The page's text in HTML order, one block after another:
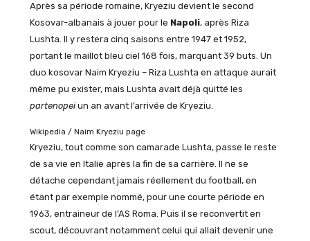
Après sa période romaine, Kryeziu devient le second
Kosovar-albanais à jouer pour le Napoli, après Riza
Lushta. Il y restera cinq saisons entre 1947 et 1952,
portant le maillot bleu ciel 168 fois, marquant 39 buts. Un
duo kosovar Naim Kryeziu – Riza Lushta en attaque aurait
même pu exister, mais Lushta avait déjà quitté les
partenopeiun an avant l’arrivée de Kryeziu.
Wikipedia / Naim Kryeziu page
Kryeziu, tout comme son camarade Lushta, passe le reste
de sa vie en Italie après la fin de sa carrière. Il ne se
détache cependant jamais réellement du football, en
étant par exemple nommé, pour une courte période en
1963, entraineur de l’AS Roma. Puis il se reconvertit en
scout, découvrant notamment celui qui allait devenir une